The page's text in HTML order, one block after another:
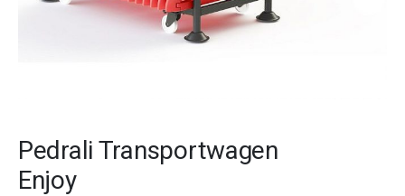
the
of
Pedrali Transportwagen
Enjoy